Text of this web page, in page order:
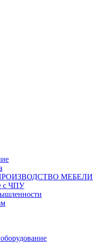
МЕБЕЛИ
с ЧПУ